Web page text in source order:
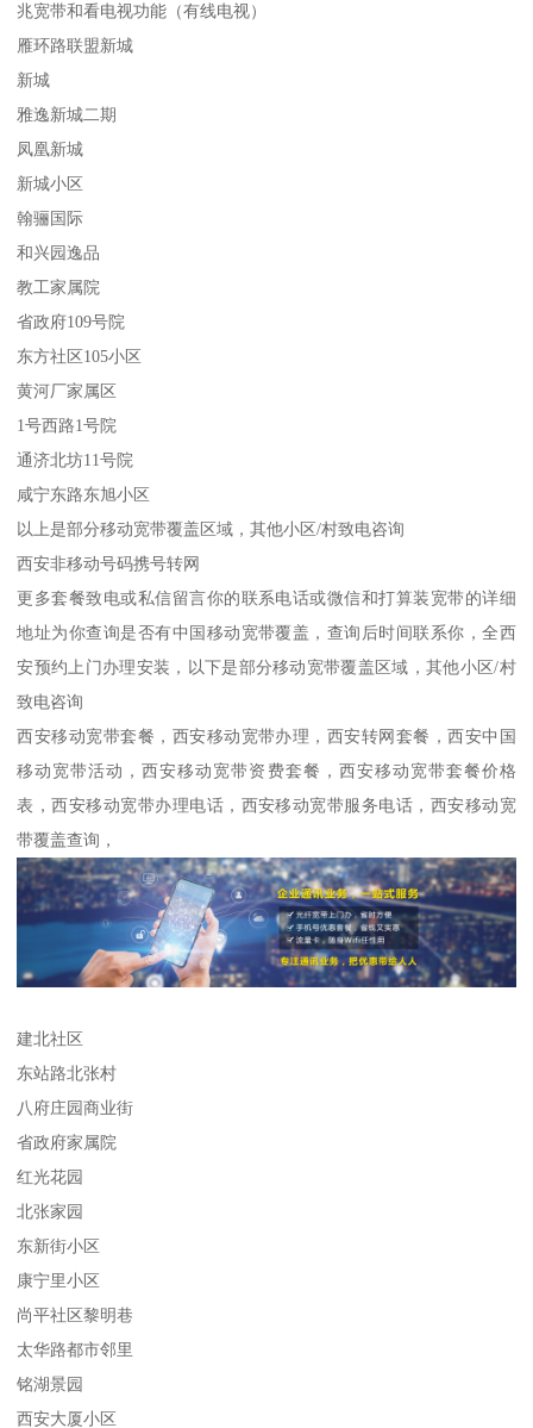
兆宽带和看电视功能（有线电视）
雁环路联盟新城
新城
雅逸新城二期
凤凰新城
新城小区
翰骊国际
和兴园逸品
教工家属院
省政府109号院
东方社区105小区
黄河厂家属区
1号西路1号院
通济北坊11号院
咸宁东路东旭小区
以上是部分移动宽带覆盖区域，其他小区/村致电咨询
西安非移动号码携号转网
更多套餐致电或私信留言你的联系电话或微信和打算装宽带的详细
地址为你查询是否有中国移动宽带覆盖，查询后时间联系你，全西
安预约上门办理安装，以下是部分移动宽带覆盖区域，其他小区/村
致电咨询
西安移动宽带套餐，西安移动宽带办理，西安转网套餐，西安中国
移动宽带活动，西安移动宽带资费套餐，西安移动宽带套餐价格
表，西安移动宽带办理电话，西安移动宽带服务电话，西安移动宽
带覆盖查询，
建北社区
东站路北张村
八府庄园商业街
省政府家属院
红光花园
北张家园
东新街小区
康宁里小区
尚平社区黎明巷
太华路都市邻里
铭湖景园
西安大厦小区